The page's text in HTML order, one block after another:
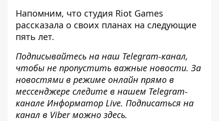
Напомним, что студия Riot Games
рассказала о своих планах на следующие
пять лет.
Подписывайтесь на наш Telegram-канал,
чтобы не пропустить важные новости. За
новостями в режиме онлайн прямо в
мессенджере следите в нашем Telegram-
канале Информатор Live. Подписаться на
канал в Viber можно здесь.